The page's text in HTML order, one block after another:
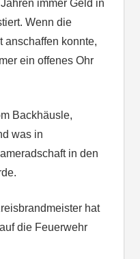
immer Geld in
Wenn die
anschaffen konnte,
ein offenes Ohr
Backhäusle,
was in
in den
hat
die Feuerwehr